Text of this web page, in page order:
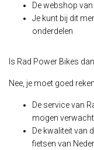
De webshop
Je kunt bij dit
onderdelen
Is Rad Power Bikes
Nee, je moet goed
De service van
mogen
De kwaliteit van
fietsen van